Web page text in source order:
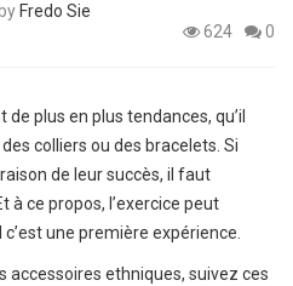
by Fredo Sie
624
0
de plus en plus tendances, qu’il
colliers ou des bracelets. Si
de leur succès, il faut
à ce propos, l’exercice peut
une première expérience.
accessoires ethniques, suivez ces